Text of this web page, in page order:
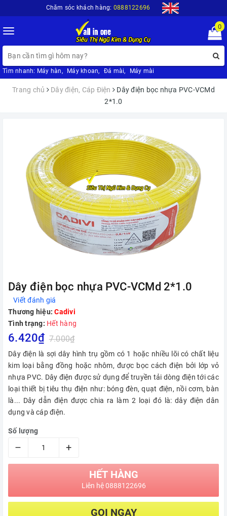
Chăm sóc khách hàng: 0888122696
Toggle
navigation
0
Tìm nhanh: Máy hàn, Máy khoan, Đá mài, Máy mài
Trang chủ Dây điện, Cáp Điện
Dây điện bọc nhựa PVC-VCMd
2*1.0
Dây điện bọc nhựa PVC-VCMd 2*1.0
Viết đánh giá
Thương hiệu: Cadivi
Tình trạng: Hết hàng
6.420₫ 7.000₫
Dây điện là sợi dây hình trụ gồm có 1 hoặc nhiều lõi có chất liệu
kim loại bằng đồng hoặc nhôm, được bọc cách điện bởi lớp vỏ
nhựa PVC. Dây điện được sử dụng để truyền tải dòng điện tới các
loại thiết bị tiêu thụ điện như: bóng đèn, quạt điện, nồi cơm, bàn
là... Dây dẫn điện được chia ra làm 2 loại đó là: dây điện dân
dụng và cáp điện.
Số lượng
– +
HẾT HÀNG
Liên hệ 0888122696
GỌI NGAY